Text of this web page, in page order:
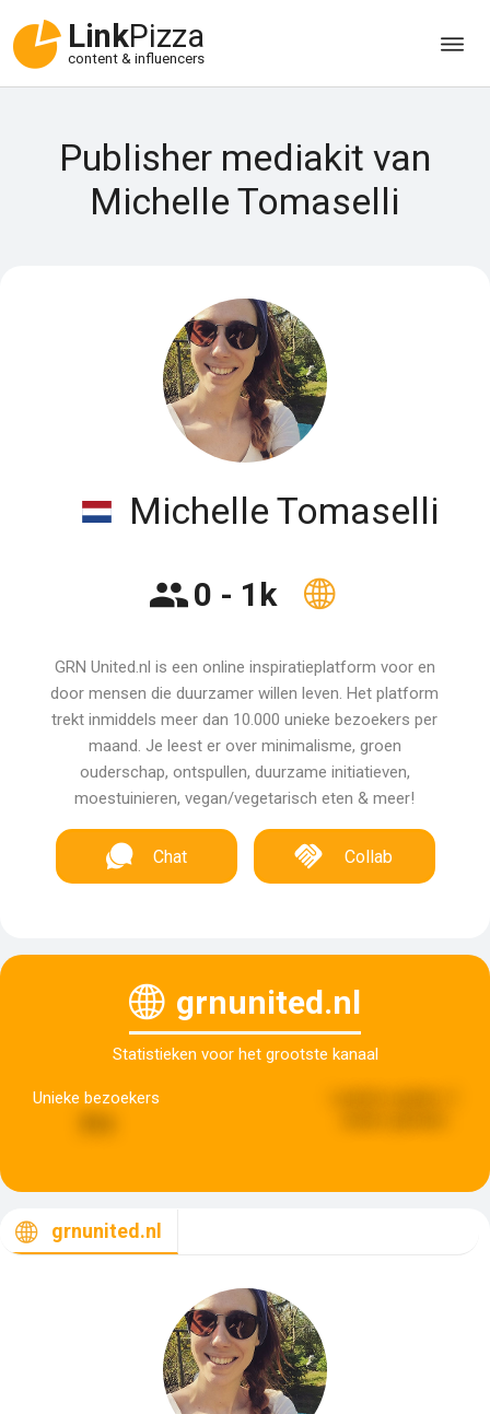
LinkPizza
content & influencers
Publisher mediakit van
Michelle Tomaselli
Michelle Tomaselli
0 - 1k
GRN United.nl is een online inspiratieplatform voor en
door mensen die duurzamer willen leven. Het platform
trekt inmiddels meer dan 10.000 unieke bezoekers per
maand. Je leest er over minimalisme, groen
ouderschap, ontspullen, duurzame initiatieven,
moestuinieren, vegan/vegetarisch eten & meer!
Chat Collab
grnunited.nl
Statistieken voor het grootste kanaal
Unieke bezoekers
grnunited.nl